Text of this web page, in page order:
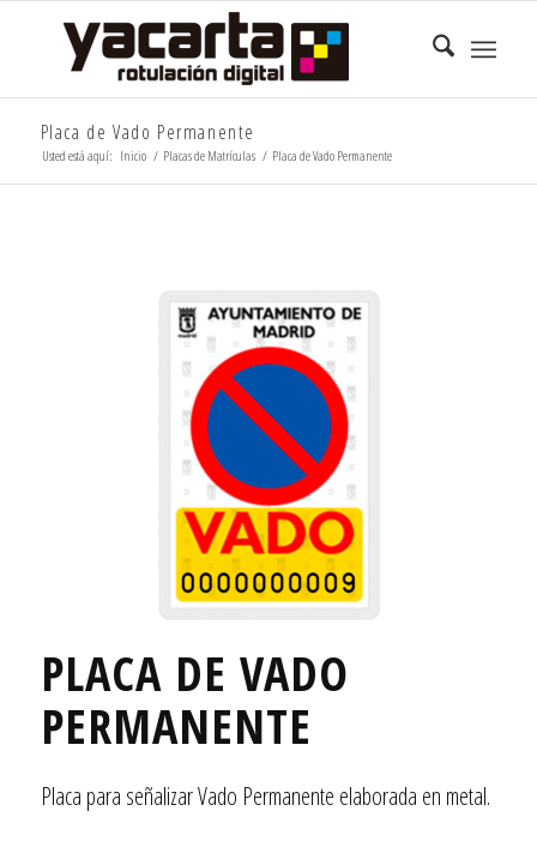
Placa de Vado Permanente
Usted está aquí: Inicio / Placas de Matrículas / Placa de Vado Permanente
PLACA DE VADO
PERMANENTE
Placa para señalizar Vado Permanente elaborada en metal.